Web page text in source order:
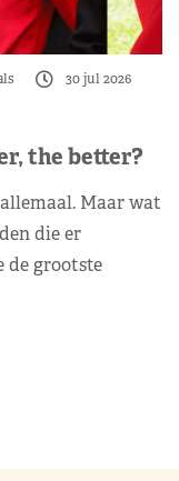
30 jul 2026
the better?
Maar wat
die er
de grootste